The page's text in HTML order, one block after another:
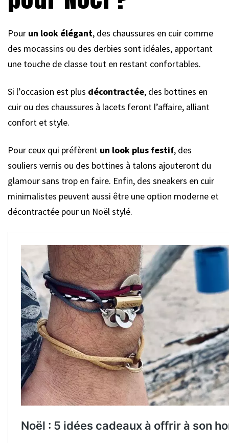
Pour un look élégant, des chaussures en cuir comme
des mocassins ou des derbies sont idéales, apportant
une touche de classe tout en restant confortables.
Si l’occasion est plus décontractée, des bottines en
cuir ou des chaussures à lacets feront l’affaire, alliant
confort et style.
Pour ceux qui préfèrent un look plus festif, des
souliers vernis ou des bottines à talons ajouteront du
glamour sans trop en faire. Enfin, des sneakers en cuir
minimalistes peuvent aussi être une option moderne et
décontractée pour un Noël stylé.